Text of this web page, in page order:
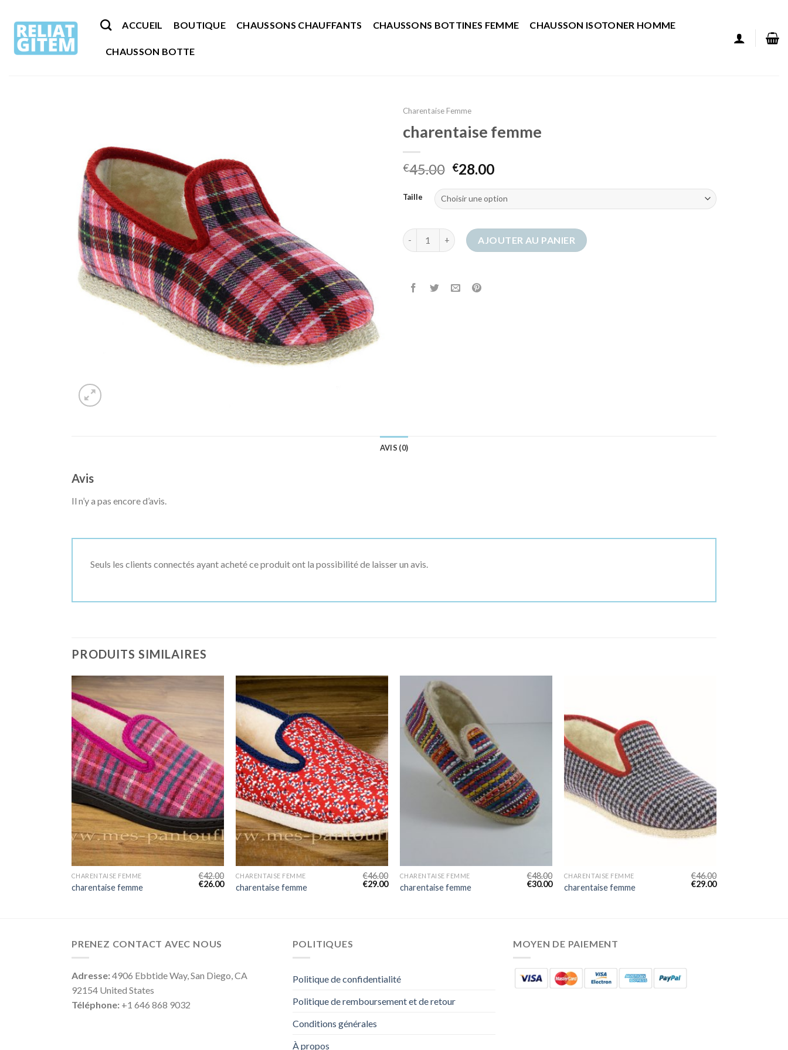
contenu
ACCUEIL BOUTIQUE CHAUSSONS CHAUFFANTS CHAUSSONS BOTTINES FEMME CHAUSSON ISOTONER HOMME
CHAUSSON BOTTE
Charentaise Femme
charentaise femme
€45.00 €28.00
Taille
quantité de charentaise femmeAJOUTER AU PANIER
AVIS (0)
Avis
Il n’y a pas encore d’avis.
Seuls les clients connectés ayant acheté ce produit ont la possibilité de laisser un avis.
PRODUITS SIMILAIRES
CHARENTAISE FEMME
charentaise femme
€42.00
€26.00
CHARENTAISE FEMME
charentaise femme
€46.00
€29.00
CHARENTAISE FEMME
charentaise femme
€48.00
€30.00
CHARENTAISE FEMME
charentaise femme
€46.00
€29.00
PRENEZ CONTACT AVEC NOUS
Adresse:4906 Ebbtide Way, San Diego, CA
92154 United States
Téléphone: +1 646 868 9032
POLITIQUES
Politique de confidentialité
Politique de remboursement et de retour
Conditions générales
À propos
MOYEN DE PAIEMENT